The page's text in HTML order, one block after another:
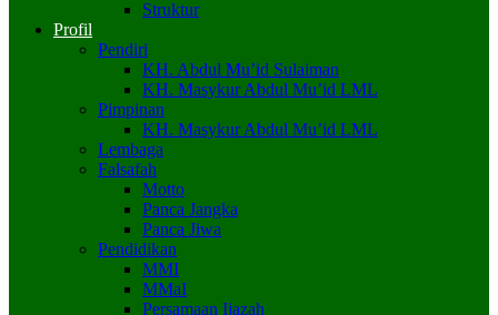
Struktur
Profil
Pendiri
KH. Abdul Mu’id Sulaiman
KH. Masykur Abdul Mu’id LML
Pimpinan
KH. Masykur Abdul Mu’id LML
Lembaga
Falsafah
Motto
Panca Jangka
Panca Jiwa
Pendidikan
MMI
MMaI
Persamaan Ijazah